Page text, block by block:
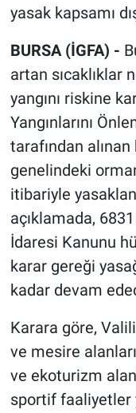
yasak kapsamı
BURSA (İGFA) -
artan sıcaklıklar
yangını riskine
Yangınlarını
tarafından
genelindeki
itibariyle
açıklamada,
İdaresi Kanunu
karar gereği
kadar devam
Karara göre,
ve mesire
ve ekoturizm
sportif faaliyetler